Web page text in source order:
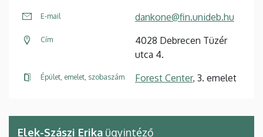
E-mail dankone@fin.unideb.hu
Cím
4028 Debrecen Tüzér
utca 4.
Épület, emelet, szobaszám Forest Center, 3. emelet
Elek-Szászi Erika ügyintéző